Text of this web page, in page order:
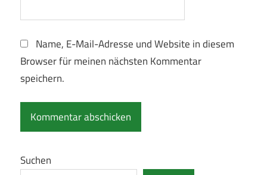
Name, E-Mail-Adresse und Website in diesem
Browser für meinen nächsten Kommentar
speichern.
Suchen